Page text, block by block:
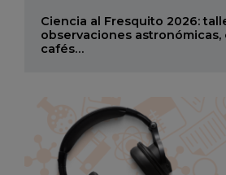
Ciencia al Fresquito 2026:
observaciones astronómicas,
cafés…